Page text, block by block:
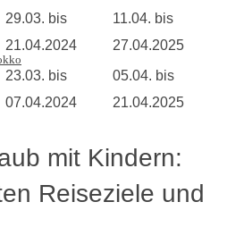
29.03. bis
21.04.2024
11.04. bis
27.04.2025
23.03. bis
07.04.2024
05.04. bis
21.04.2025
mit Kindern:
Reiseziele und